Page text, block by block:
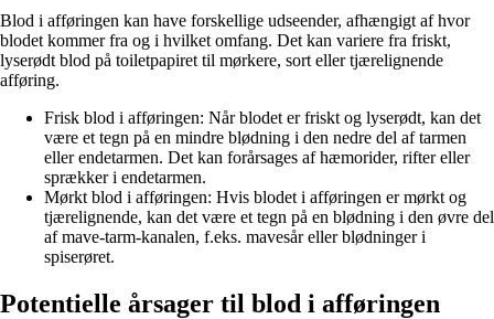
Blod i afføringen kan have forskellige udseender, afhængigt af hvor
blodet kommer fra og i hvilket omfang. Det kan variere fra friskt,
lyserødt blod på toiletpapiret til mørkere, sort eller tjærelignende
afføring.
Frisk blod i afføringen: Når blodet er friskt og lyserødt, kan det
være et tegn på en mindre blødning i den nedre del af tarmen
eller endetarmen. Det kan forårsages af hæmorider, rifter eller
sprækker i endetarmen.
Mørkt blod i afføringen: Hvis blodet i afføringen er mørkt og
tjærelignende, kan det være et tegn på en blødning i den øvre del
af mave-tarm-kanalen, f.eks. mavesår eller blødninger i
spiserøret.
Potentielle årsager til blod i afføringen